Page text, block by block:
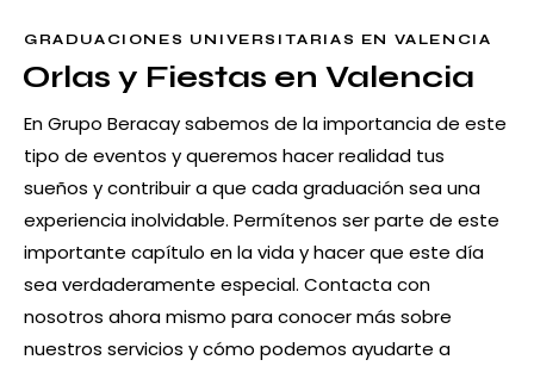
GRADUACIONES UNIVERSITARIAS EN VALENCIA
Orlas y Fiestas en Valencia
En Grupo Beracay sabemos de la importancia de este
tipo de eventos y queremos hacer realidad tus
sueños y contribuir a que cada graduación sea una
experiencia inolvidable. Permítenos ser parte de este
importante capítulo en la vida y hacer que este día
sea verdaderamente especial. Contacta con
nosotros ahora mismo para conocer más sobre
nuestros servicios y cómo podemos ayudarte a